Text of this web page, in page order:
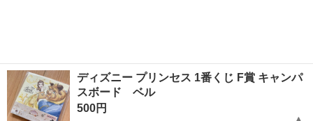
ディズニー プリンセス 1番くじ F賞 キャンパ
スボード ベル
500円